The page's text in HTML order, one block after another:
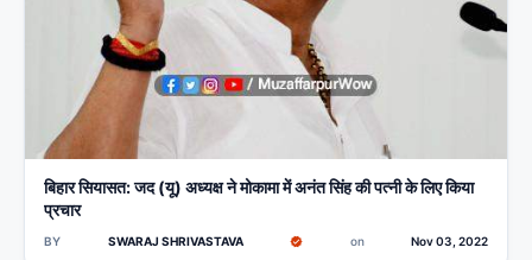
बिहार सियासत: जद (यू) अध्यक्ष ने मोकामा में अनंत सिंह की पत्नी के लिए किया
प्रचार
BY SWARAJ SHRIVASTAVA on Nov 03, 2022